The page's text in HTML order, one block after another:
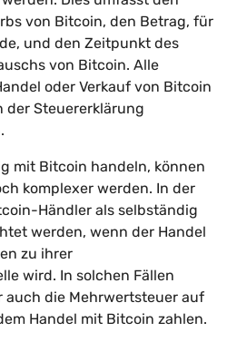
von Bitcoin, den Betrag, für
und den Zeitpunkt des
von Bitcoin. Alle
oder Verkauf von Bitcoin
der Steuererklärung
mit Bitcoin handeln, können
komplexer werden. In der
Händler als selbständig
werden, wenn der Handel
zu ihrer
wird. In solchen Fällen
auch die Mehrwertsteuer auf
Handel mit Bitcoin zahlen.